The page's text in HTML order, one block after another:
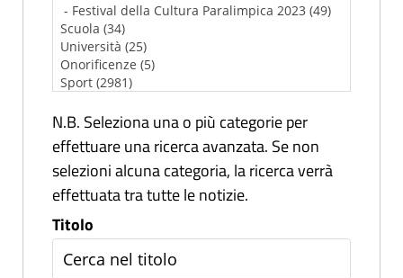
N.B. Seleziona una o più categorie per
effettuare una ricerca avanzata. Se non
selezioni alcuna categoria, la ricerca verrà
effettuata tra tutte le notizie.
Titolo